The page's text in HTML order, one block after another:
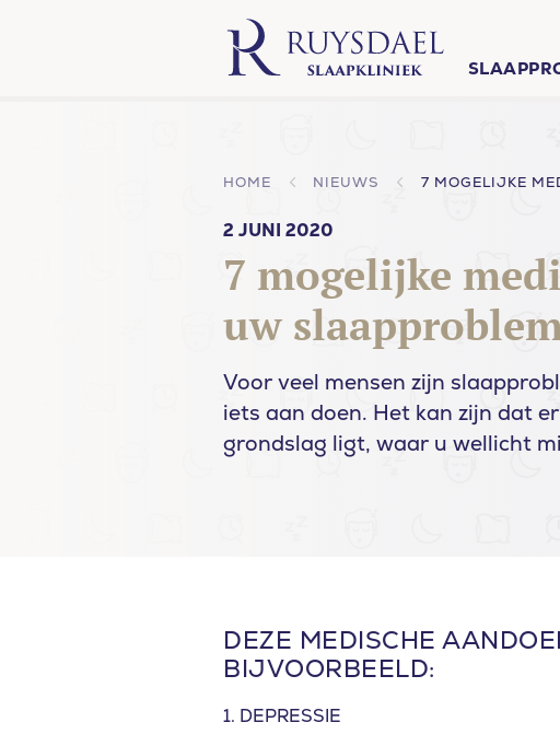
HOME NIEUWS
2 JUNI 2020
7 mogelijke
uw
Voor veel mensen zijn
iets aan doen. Het kan zijn dat
grondslag ligt, waar u wellicht
DEZE MEDISCHE
BIJVOORBEELD:
1. DEPRESSIE